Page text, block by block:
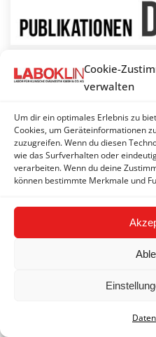
Cookie-
verwalten
Um dir ein optimales Erlebnis zu
Cookies, um Geräteinformationen
zuzugreifen. Wenn du diesen
wie das Surfverhalten oder
verarbeiten. Wenn du deine
können bestimmte Merkmale und
2003 | Publikationen
Publikationen Deutsch,
+ Diagnostik und
bedingter Erkrankungen
+ Für die Reisetiermedizin
arthropodenübertragene
+
Hunden und Katzen
+ Nachweis von
+ Anämie: Der Weg vom